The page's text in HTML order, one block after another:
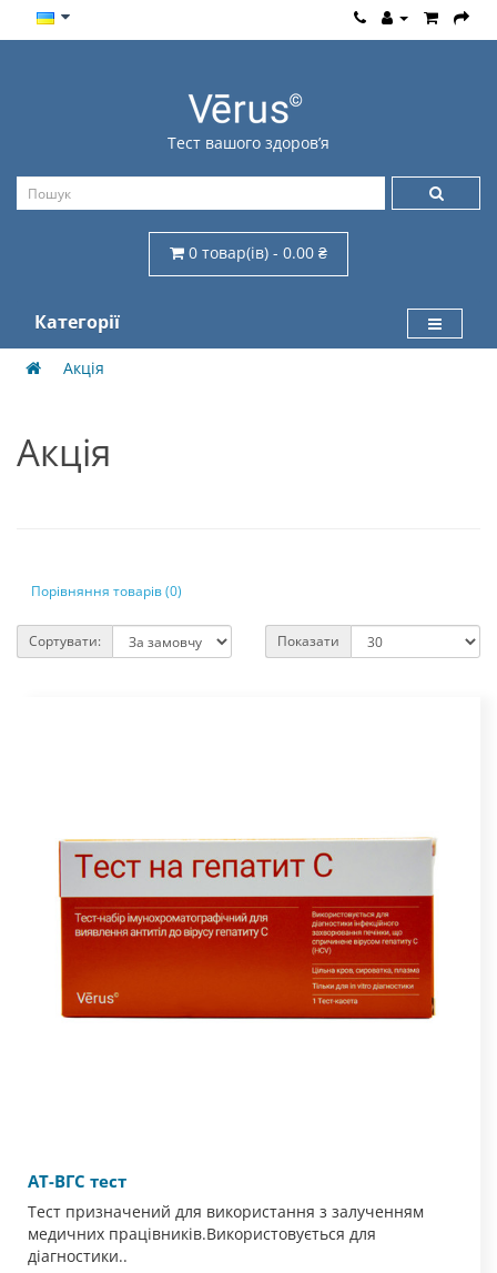
Тест вашого здоров’я
0 товар(ів) - 0.00 ₴
Категорії
Акція
Акція
Порівняння товарів (0)
Сортувати: Показати
AT-BГС тест
Тест призначений для використання з залученням
медичних працівників.Використовується для
діагностики..